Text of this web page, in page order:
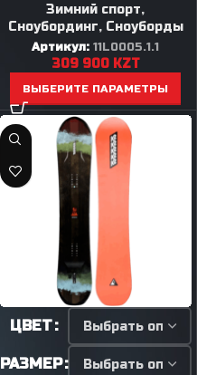
Зимний спорт,
Сноубординг, Сноуборды
Артикул:11L0005.1.1
309 900 KZT
ВЫБЕРИТЕ ПАРАМЕТРЫ
ЦВЕТ
РАЗМЕР